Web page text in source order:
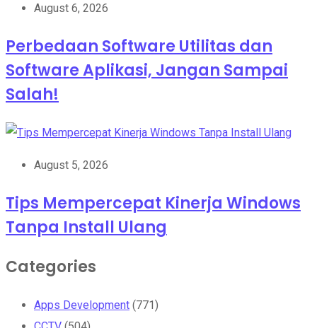
August 6, 2026
Perbedaan Software Utilitas dan
Software Aplikasi, Jangan Sampai
Salah!
August 5, 2026
Tips Mempercepat Kinerja Windows
Tanpa Install Ulang
Categories
Apps Development (771)